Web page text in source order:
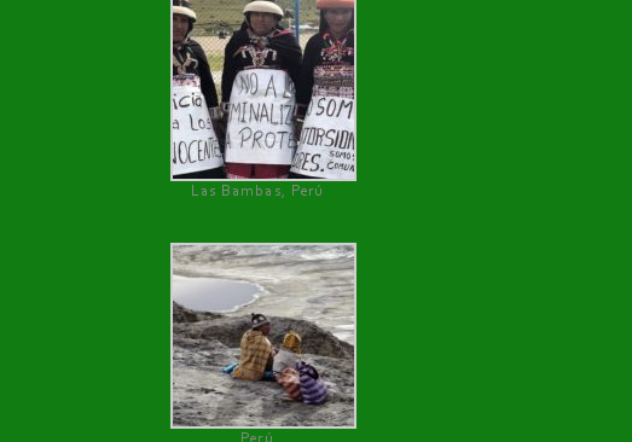
Las Bambas, Perú